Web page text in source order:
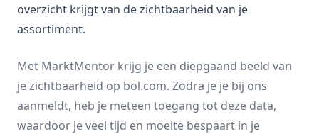
overzicht krijgt van de zichtbaarheid van je
assortiment.
Met MarktMentor krijg je een diepgaand beeld van
je zichtbaarheid op bol.com. Zodra je je bij ons
aanmeldt, heb je meteen toegang tot deze data,
waardoor je veel tijd en moeite bespaart in je